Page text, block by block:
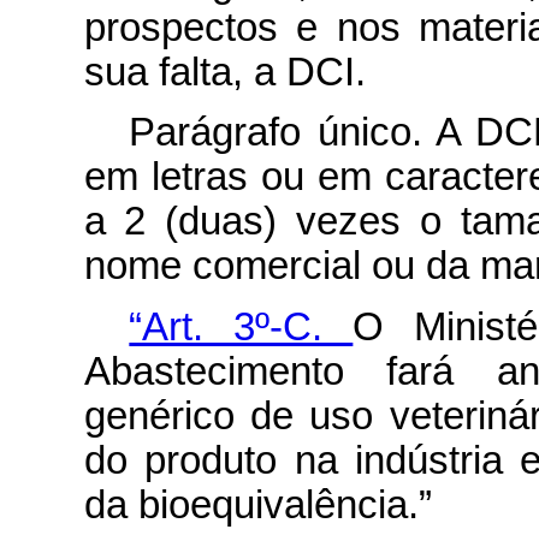
prospectos e nos
sua falta, a DCI.
Parágrafo único. A
em letras ou em
a 2 (duas) vezes o
nome comercial ou da
“Art. 3º-C. O
Abastecimento fará
genérico de uso
do produto na indústria
da bioequivalência.”